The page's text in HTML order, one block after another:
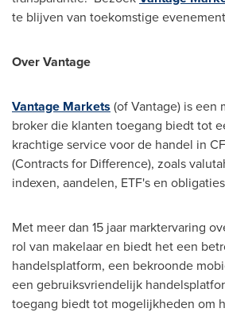
te blijven van toekomstige
Over Vantage
Vantage Markets (of Vantage) is een
broker die klanten toegang biedt tot
krachtige service voor de handel in
(Contracts for Difference), zoals
indexen, aandelen, ETF's en
Met meer dan 15 jaar marktervaring
rol van makelaar en biedt het een
handelsplatform, een bekroonde
een gebruiksvriendelijk
toegang biedt tot mogelijkheden om